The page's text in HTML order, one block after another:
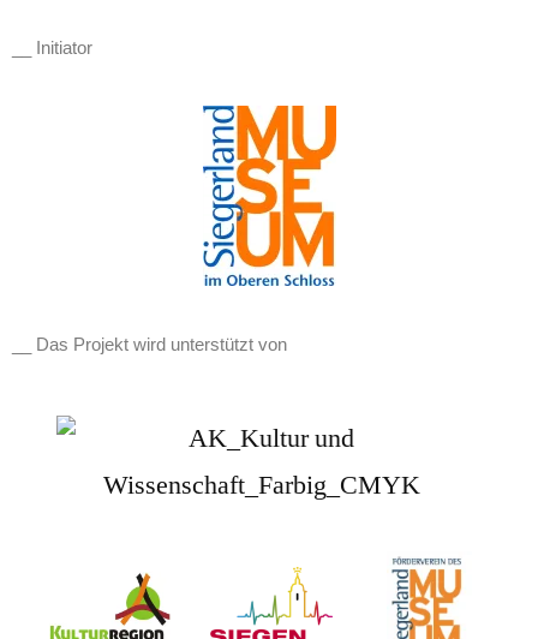
__ Initiator
__ Das Projekt wird unterstützt von